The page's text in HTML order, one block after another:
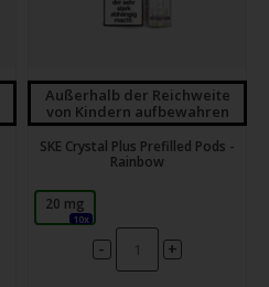
Außerhalb der Reichweite
von Kindern aufbewahren
SKE Crystal Plus Prefilled Pods -
Rainbow
20 mg
10x
- +